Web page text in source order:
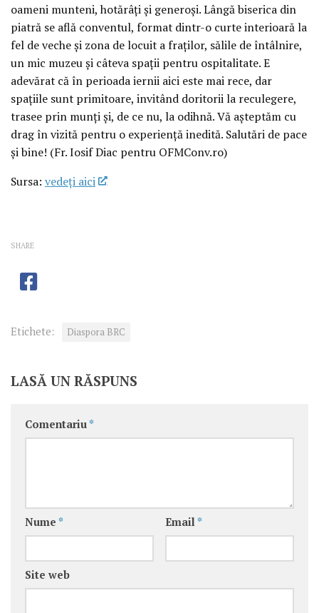
oameni munteni, hotărâți și generoși. Lângă biserica din
piatră se află conventul, format dintr-o curte interioară la
fel de veche și zona de locuit a fraților, sălile de întâlnire,
un mic muzeu și câteva spații pentru ospitalitate. E
adevărat că în perioada iernii aici este mai rece, dar
spațiile sunt primitoare, invitând doritorii la reculegere,
trasee prin munți și, de ce nu, la odihnă. Vă așteptăm cu
drag în vizită pentru o experiență inedită. Salutări de pace
și bine! (Fr. Iosif Diac pentru OFMConv.ro)
Sursa: vedeţi aici
SHARE
Etichete: Diaspora BRC
LASĂ UN RĂSPUNS
Comentariu *
Nume * Email *
Site web